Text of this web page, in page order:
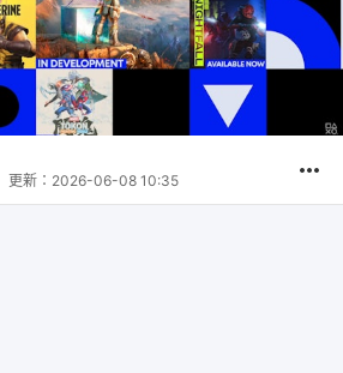
更新： 2026-06-08 10:35